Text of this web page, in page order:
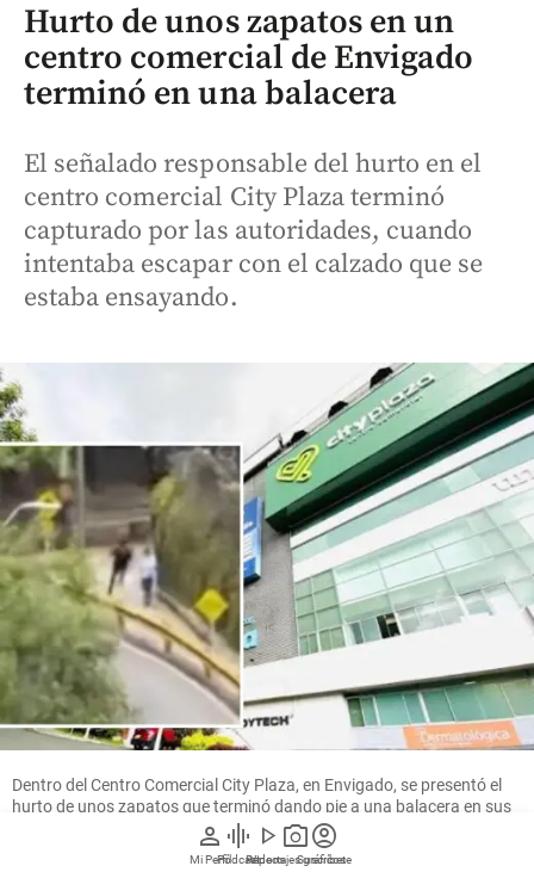
person
Mi Perfil
graphic_eq
Pódcast
play_arrow
Videos
photo_camera
Reportajes gráficos
account_circle
Suscríbete
Hurto de unos zapatos en un
centro comercial de Envigado
terminó en una balacera
El señalado responsable del hurto en el
centro comercial City Plaza terminó
capturado por las autoridades, cuando
intentaba escapar con el calzado que se
estaba ensayando.
Dentro del Centro Comercial City Plaza, en Envigado, se presentó el
hurto de unos zapatos que terminó dando pie a una balacera en sus
alrededores. FOTOS: CORTESÍA